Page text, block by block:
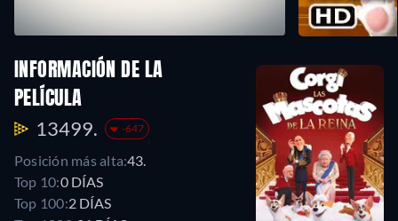
INFORMACIÓN DE LA
PELÍCULA
13499. -647
Posición más alta:43.
Top 10:0 DÍAS
Top 100:2 DÍAS